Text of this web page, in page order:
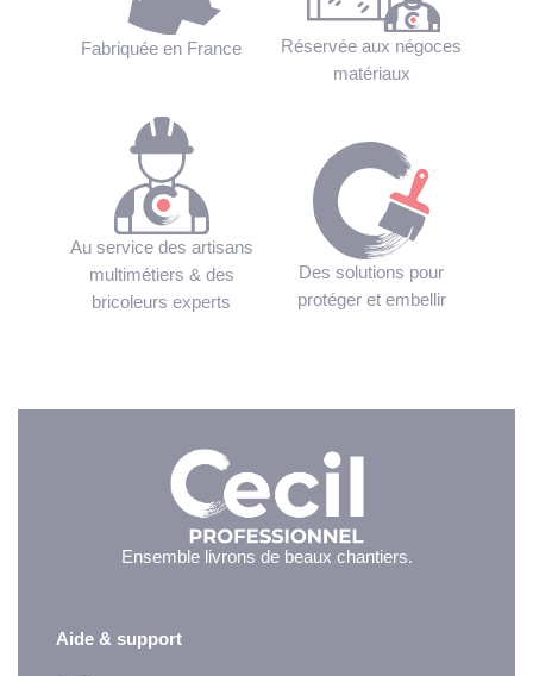
Fabriquée en France
Au service des artisans
multimétiers & des
bricoleurs experts
Réservée aux négoces
matériaux
Des solutions pour
protéger et embellir
Ensemble livrons de beaux chantiers.
Aide & support